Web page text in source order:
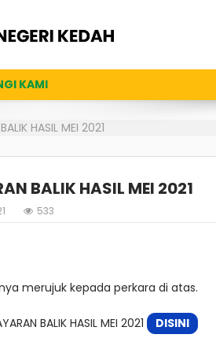
KAMI
HASIL MEI 2021
BALIK HASIL MEI 2021
533
merujuk kepada perkara di atas.
BALIK HASIL MEI 2021 DISINI